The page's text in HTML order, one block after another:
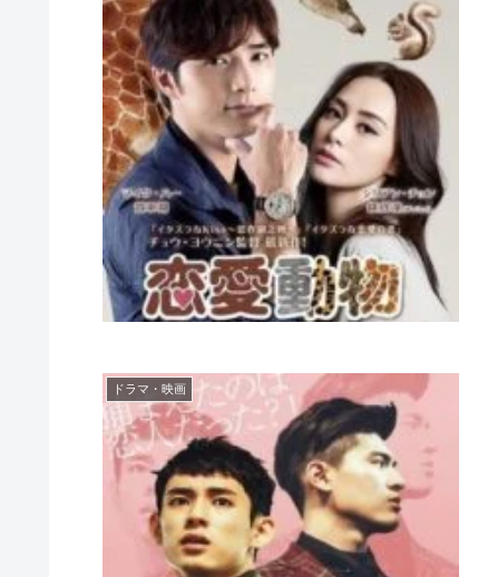
ドラマ・映画